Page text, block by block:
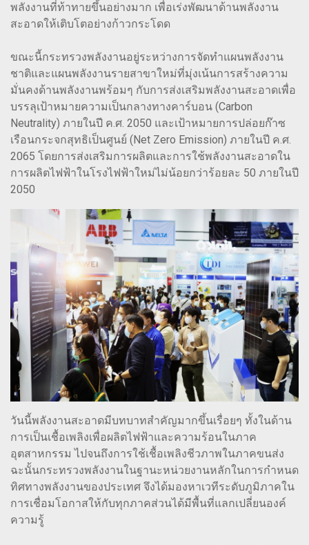
พลังงานที่ท้าทายขึ้นอย่างมาก เพื่อเร่งพัฒนาด้านพลังงาน
สะอาดให้เติบโตอย่างก้าวกระโดด
ขณะนี้กระทรวงพลังงานอยู่ระหว่างการจัดทำแผนพลังงาน
ชาติและแผนพลังงานรายสาขาใหม่ที่มุ่งเน้นการสร้างความ
มั่นคงด้านพลังงานพร้อมๆ กับการส่งเสริมพลังงานสะอาดเพื่อ
บรรลุเป้าหมายความเป็นกลางทางคาร์บอน (Carbon
Neutrality) ภายในปี ค.ศ. 2050 และเป้าหมายการปล่อยก๊าซ
เรือนกระจกสุทธิเป็นศูนย์ (Net Zero Emission) ภายในปี ค.ศ.
2065 โดยการส่งเสริมการผลิตและการใช้พลังงานสะอาดใน
การผลิตไฟฟ้าในโรงไฟฟ้าใหม่ไม่น้อยกว่าร้อยละ 50 ภายในปี
2050
วันนี้พลังงานสะอาดมีบทบาทสำคัญมากขึ้นเรื่อยๆ ทั้งในด้าน
การเป็นเชื้อเพลิงเพื่อผลิตไฟฟ้าและความร้อนในภาค
อุตสาหกรรม ไปจนถึงการใช้เชื้อเพลิงชีวภาพในภาคขนส่ง
ฉะนั้นกระทรวงพลังงานในฐานะหน่วยงานหลักในการกำหนด
ทิศทางพลังงานของประเทศ จึงได้มองหาเวทีระดับภูมิภาคใน
การเชื่อมโอกาสให้กับทุกภาคส่วนได้มีพื้นที่แลกเปลี่ยนองค์
ความรู้